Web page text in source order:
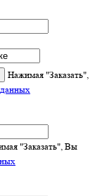
Нажимая "Заказать",
"Заказать", Вы